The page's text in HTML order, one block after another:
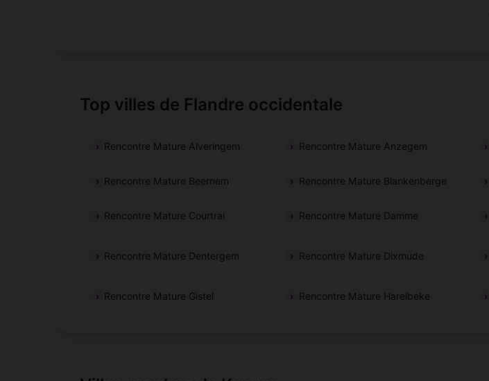
Top villes de Flandre occidentale
Rencontre Mature Alveringem Rencontre Mature Anzegem
Rencontre Mature Beernem Rencontre Mature Blankenberge
Rencontre Mature Courtrai Rencontre Mature Damme
Rencontre Mature Dentergem Rencontre Mature Dixmude
Rencontre Mature Gistel Rencontre Mature Harelbeke